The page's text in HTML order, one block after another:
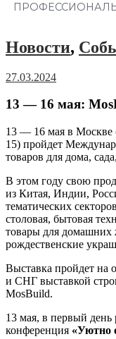
Новости,
27.03.2024
13 — 16 мая:
13 — 16 мая в Москве
15) пройдет
товаров для дома,
В этом году свою
из Китая, Индии,
тематических
столовая, бытовая
товары для
рождественские
Выставка пройдет на
и СНГ выставкой
MosBuild.
13 мая, в первый день
конференция «Уютно